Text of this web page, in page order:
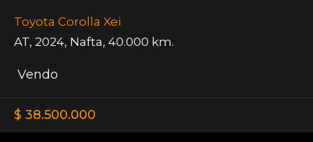
Toyota Corolla Xei
AT, 2024, Nafta, 40.000 km.
Vendo
$ 38.500.000